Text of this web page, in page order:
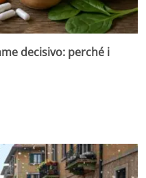
decisivo: perché i